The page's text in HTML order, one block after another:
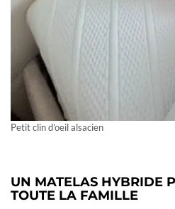
Petit clin d’oeil alsacien
UN MATELAS HYBRIDE
TOUTE LA FAMILLE